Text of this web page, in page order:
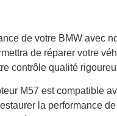
de votre BMW avec
de réparer votre
contrôle qualité
M57 est compatible
la performance